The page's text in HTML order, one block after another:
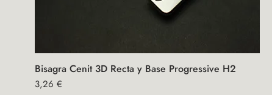
Vista rápida
Bisagra Cenit 3D Recta y Base Progressive H2
Precio
3,26 €